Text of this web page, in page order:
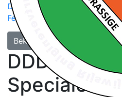
Drassige Driehoek
Feest bij DDD
Kom
Bekijk al het nieuws
DDD
Speciale